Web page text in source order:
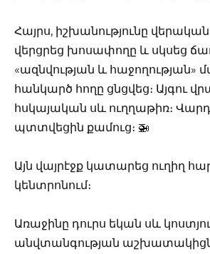
Հայրս, իշխանությունը
վերցրեց խոսափողը և սկսեց
«ազնվության և հաջողության»
հանկարծ հողը ցնցվեց։ Այգու
հսկայական սև ուղղաթիռ։
պտտվեցին քամուց։ 🚁
Այն վայրէջք կատարեց ուղիղ
կենտրոնում։
Առաջինը դուրս եկան սև
անվտանգության